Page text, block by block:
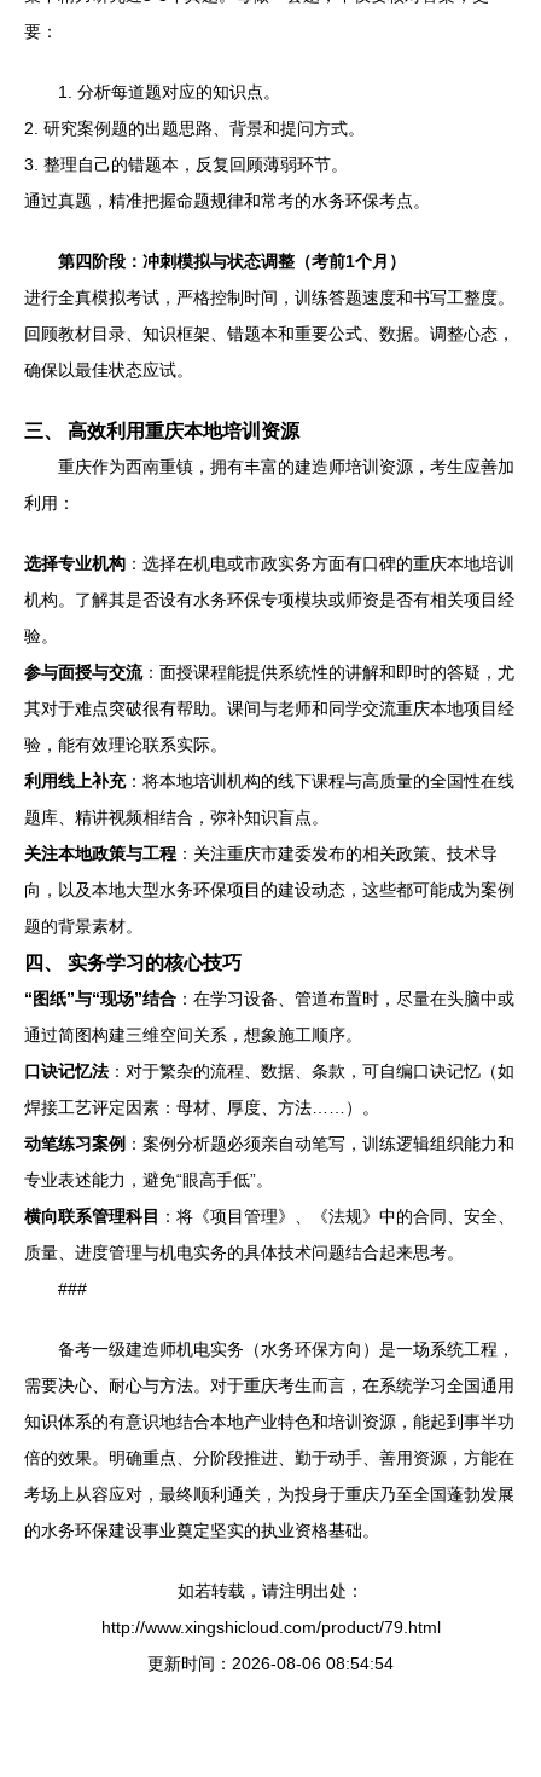
要：
1. 分析每道题对应的知识点。
2. 研究案例题的出题思路、背景和提问方式。
3. 整理自己的错题本，反复回顾薄弱环节。
通过真题，精准把握命题规律和常考的水务环保考点。
第四阶段：冲刺模拟与状态调整（考前1个月）
进行全真模拟考试，严格控制时间，训练答题速度和书写工整度。
回顾教材目录、知识框架、错题本和重要公式、数据。调整心态，
确保以最佳状态应试。
三、 高效利用重庆本地培训资源
重庆作为西南重镇，拥有丰富的建造师培训资源，考生应善加
利用：
选择专业机构 ：选择在机电或市政实务方面有口碑的重庆本地培训
机构。了解其是否设有水务环保专项模块或师资是否有相关项目经
验。
参与面授与交流：面授课程能提供系统性的讲解和即时的答疑，尤
其对于难点突破很有帮助。课间与老师和同学交流重庆本地项目经
验，能有效理论联系实际。
利用线上补充：将本地培训机构的线下课程与高质量的全国性在线
题库、精讲视频相结合，弥补知识盲点。
关注本地政策与工程 ：关注重庆市建委发布的相关政策、技术导
向，以及本地大型水务环保项目的建设动态，这些都可能成为案例
题的背景素材。
四、 实务学习的核心技巧
“图纸”与“现场”结合 ：在学习设备、管道布置时，尽量在头脑中或
通过简图构建三维空间关系，想象施工顺序。
口诀记忆法 ：对于繁杂的流程、数据、条款，可自编口诀记忆（如
焊接工艺评定因素：母材、厚度、方法……）。
动笔练习案例 ：案例分析题必须亲自动笔写，训练逻辑组织能力和
专业表述能力，避免“眼高手低”。
横向联系管理科目 ：将《项目管理》、《法规》中的合同、安全、
质量、进度管理与机电实务的具体技术问题结合起来思考。
###
备考一级建造师机电实务（水务环保方向）是一场系统工程，
需要决心、耐心与方法。对于重庆考生而言，在系统学习全国通用
知识体系的有意识地结合本地产业特色和培训资源，能起到事半功
倍的效果。明确重点、分阶段推进、勤于动手、善用资源，方能在
考场上从容应对，最终顺利通关，为投身于重庆乃至全国蓬勃发展
的水务环保建设事业奠定坚实的执业资格基础。
如若转载，请注明出处：
http://www.xingshicloud.com/product/79.html
更新时间：2026-08-06 08:54:54